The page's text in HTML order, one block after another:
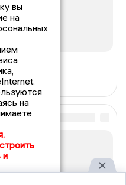
вы
на
на
и